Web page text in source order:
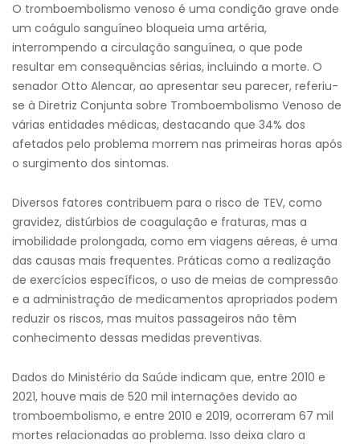
O tromboembolismo venoso é uma condição grave onde
um coágulo sanguíneo bloqueia uma artéria,
interrompendo a circulação sanguínea, o que pode
resultar em consequências sérias, incluindo a morte. O
senador Otto Alencar, ao apresentar seu parecer, referiu-
se à Diretriz Conjunta sobre Tromboembolismo Venoso de
várias entidades médicas, destacando que 34% dos
afetados pelo problema morrem nas primeiras horas após
o surgimento dos sintomas.
Diversos fatores contribuem para o risco de TEV, como
gravidez, distúrbios de coagulação e fraturas, mas a
imobilidade prolongada, como em viagens aéreas, é uma
das causas mais frequentes. Práticas como a realização
de exercícios específicos, o uso de meias de compressão
e a administração de medicamentos apropriados podem
reduzir os riscos, mas muitos passageiros não têm
conhecimento dessas medidas preventivas.
Dados do Ministério da Saúde indicam que, entre 2010 e
2021, houve mais de 520 mil internações devido ao
tromboembolismo, e entre 2010 e 2019, ocorreram 67 mil
mortes relacionadas ao problema. Isso deixa claro a